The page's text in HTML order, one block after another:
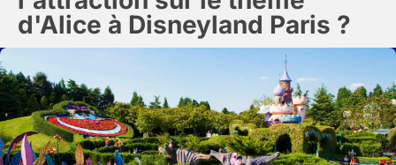
d'Alice à Disneyland Paris ?